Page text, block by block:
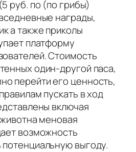
руб. по (по грибы)
награды,
а также приколы
платформу
Стоимость
один-другой паса,
перейти его ценность,
пускать в ход
включая
меновая
возможность
потенциальную выгоду.